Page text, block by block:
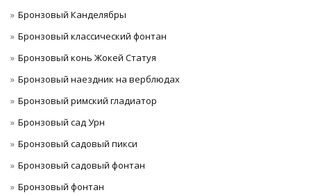
Бронзовый Канделябры
Бронзовый классический фонтан
Бронзовый конь Жокей Статуя
Бронзовый наездник на верблюдах
Бронзовый римский гладиатор
Бронзовый сад Урн
Бронзовый садовый пикси
Бронзовый садовый фонтан
Бронзовый фонтан